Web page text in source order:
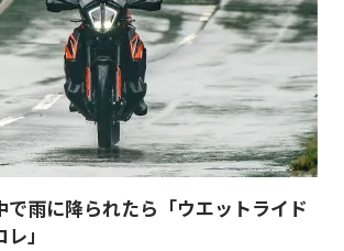
で雨に降られたら「ウエットライド
」